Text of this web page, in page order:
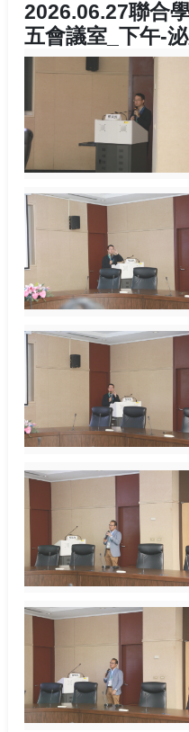
2026.06.27聯合
五會議室_下午-